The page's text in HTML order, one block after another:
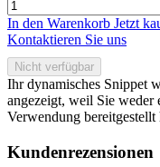
In den Warenkorb Jetzt
Kontaktieren Sie uns
Nicht verfügbar
Ihr dynamisches Snippet
angezeigt, weil Sie weder
Verwendung bereitgestellt
Kundenrezensionen